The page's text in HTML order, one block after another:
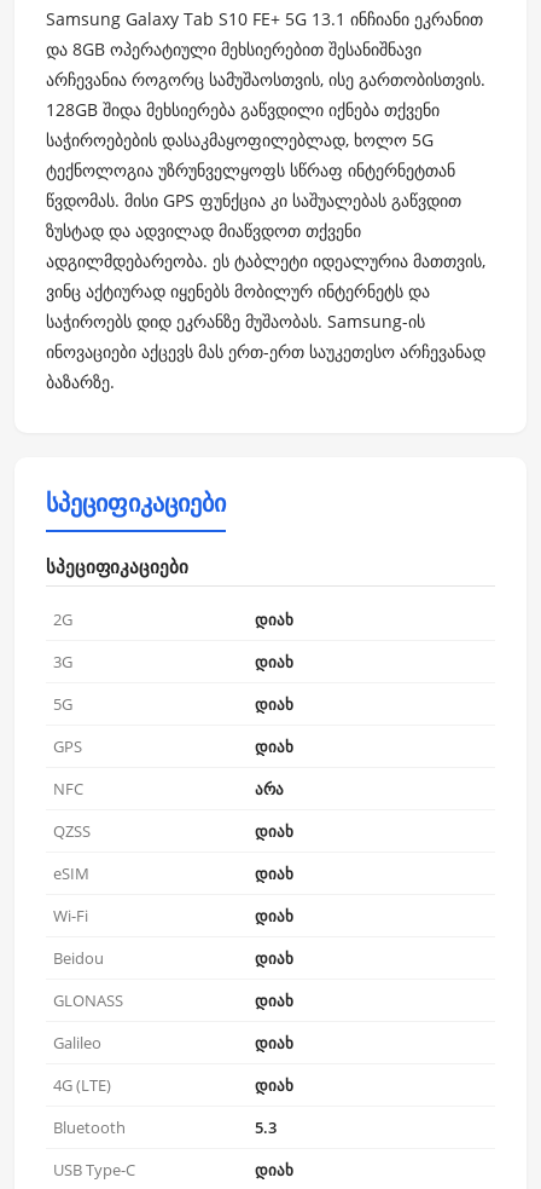
Samsung Galaxy Tab S10 FE+ 5G 13.1 ინჩიანი ეკრანით
და 8GB ოპერატიული მეხსიერებით შესანიშნავი
არჩევანია როგორც სამუშაოსთვის, ისე გართობისთვის.
128GB შიდა მეხსიერება გაწვდილი იქნება თქვენი
საჭიროებების დასაკმაყოფილებლად, ხოლო 5G
ტექნოლოგია უზრუნველყოფს სწრაფ ინტერნეტთან
წვდომას. მისი GPS ფუნქცია კი საშუალებას გაწვდით
ზუსტად და ადვილად მიაწვდოთ თქვენი
ადგილმდებარეობა. ეს ტაბლეტი იდეალურია მათთვის,
ვინც აქტიურად იყენებს მობილურ ინტერნეტს და
საჭიროებს დიდ ეკრანზე მუშაობას. Samsung-ის
ინოვაციები აქცევს მას ერთ-ერთ საუკეთესო არჩევანად
ბაზარზე.
სპეციფიკაციები
სპეციფიკაციები
2G
დიახ
3G
დიახ
5G
დიახ
GPS
დიახ
NFC
არა
QZSS
დიახ
eSIM
დიახ
Wi-Fi
დიახ
Beidou
დიახ
GLONASS
დიახ
Galileo
დიახ
4G (LTE)
დიახ
Bluetooth
5.3
USB Type-C
დიახ